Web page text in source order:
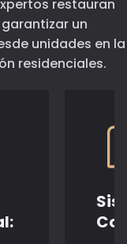
restauran
un
unidades en la
residenciales.